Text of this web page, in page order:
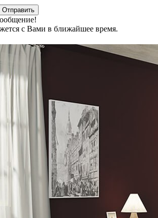
с Вами в ближайшее время.